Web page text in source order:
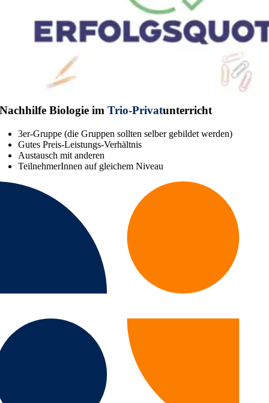
Nachhilfe Biologie imTrio-Privatunterricht
3er-Gruppe (die Gruppen sollten selber gebildet werden)
Gutes Preis-Leistungs-Verhältnis
Austausch mit anderen
TeilnehmerInnen auf gleichem Niveau